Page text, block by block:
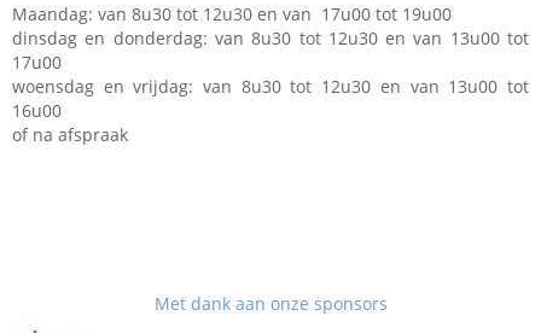
Maandag: van 8u30 tot 12u30 en van 17u00 tot 19u00
dinsdag en donderdag: van 8u30 tot 12u30 en van 13u00 tot
17u00
woensdag en vrijdag: van 8u30 tot 12u30 en van 13u00 tot
16u00
of na afspraak
Met dank aan onze sponsors